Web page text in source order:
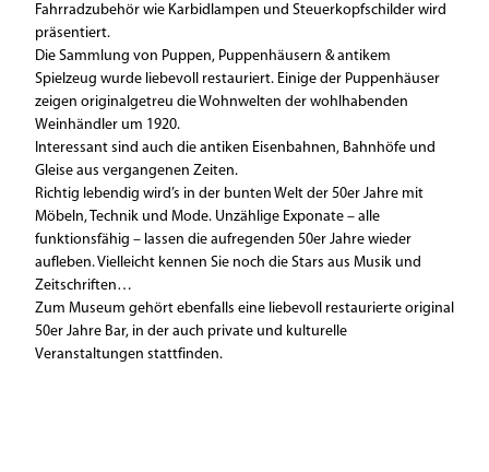
Fahrradzubehör wie Karbidlampen und Steuerkopfschilder wird
präsentiert.
Die Sammlung von Puppen, Puppenhäusern & antikem
Spielzeug wurde liebevoll restauriert. Einige der Puppenhäuser
zeigen originalgetreu die Wohnwelten der wohlhabenden
Weinhändler um 1920.
Interessant sind auch die antiken Eisenbahnen, Bahnhöfe und
Gleise aus vergangenen Zeiten.
Richtig lebendig wird’s in der bunten Welt der 50er Jahre mit
Möbeln, Technik und Mode. Unzählige Exponate – alle
funktionsfähig – lassen die aufregenden 50er Jahre wieder
aufleben. Vielleicht kennen Sie noch die Stars aus Musik und
Zeitschriften…
Zum Museum gehört ebenfalls eine liebevoll restaurierte original
50er Jahre Bar, in der auch private und kulturelle
Veranstaltungen stattfinden.